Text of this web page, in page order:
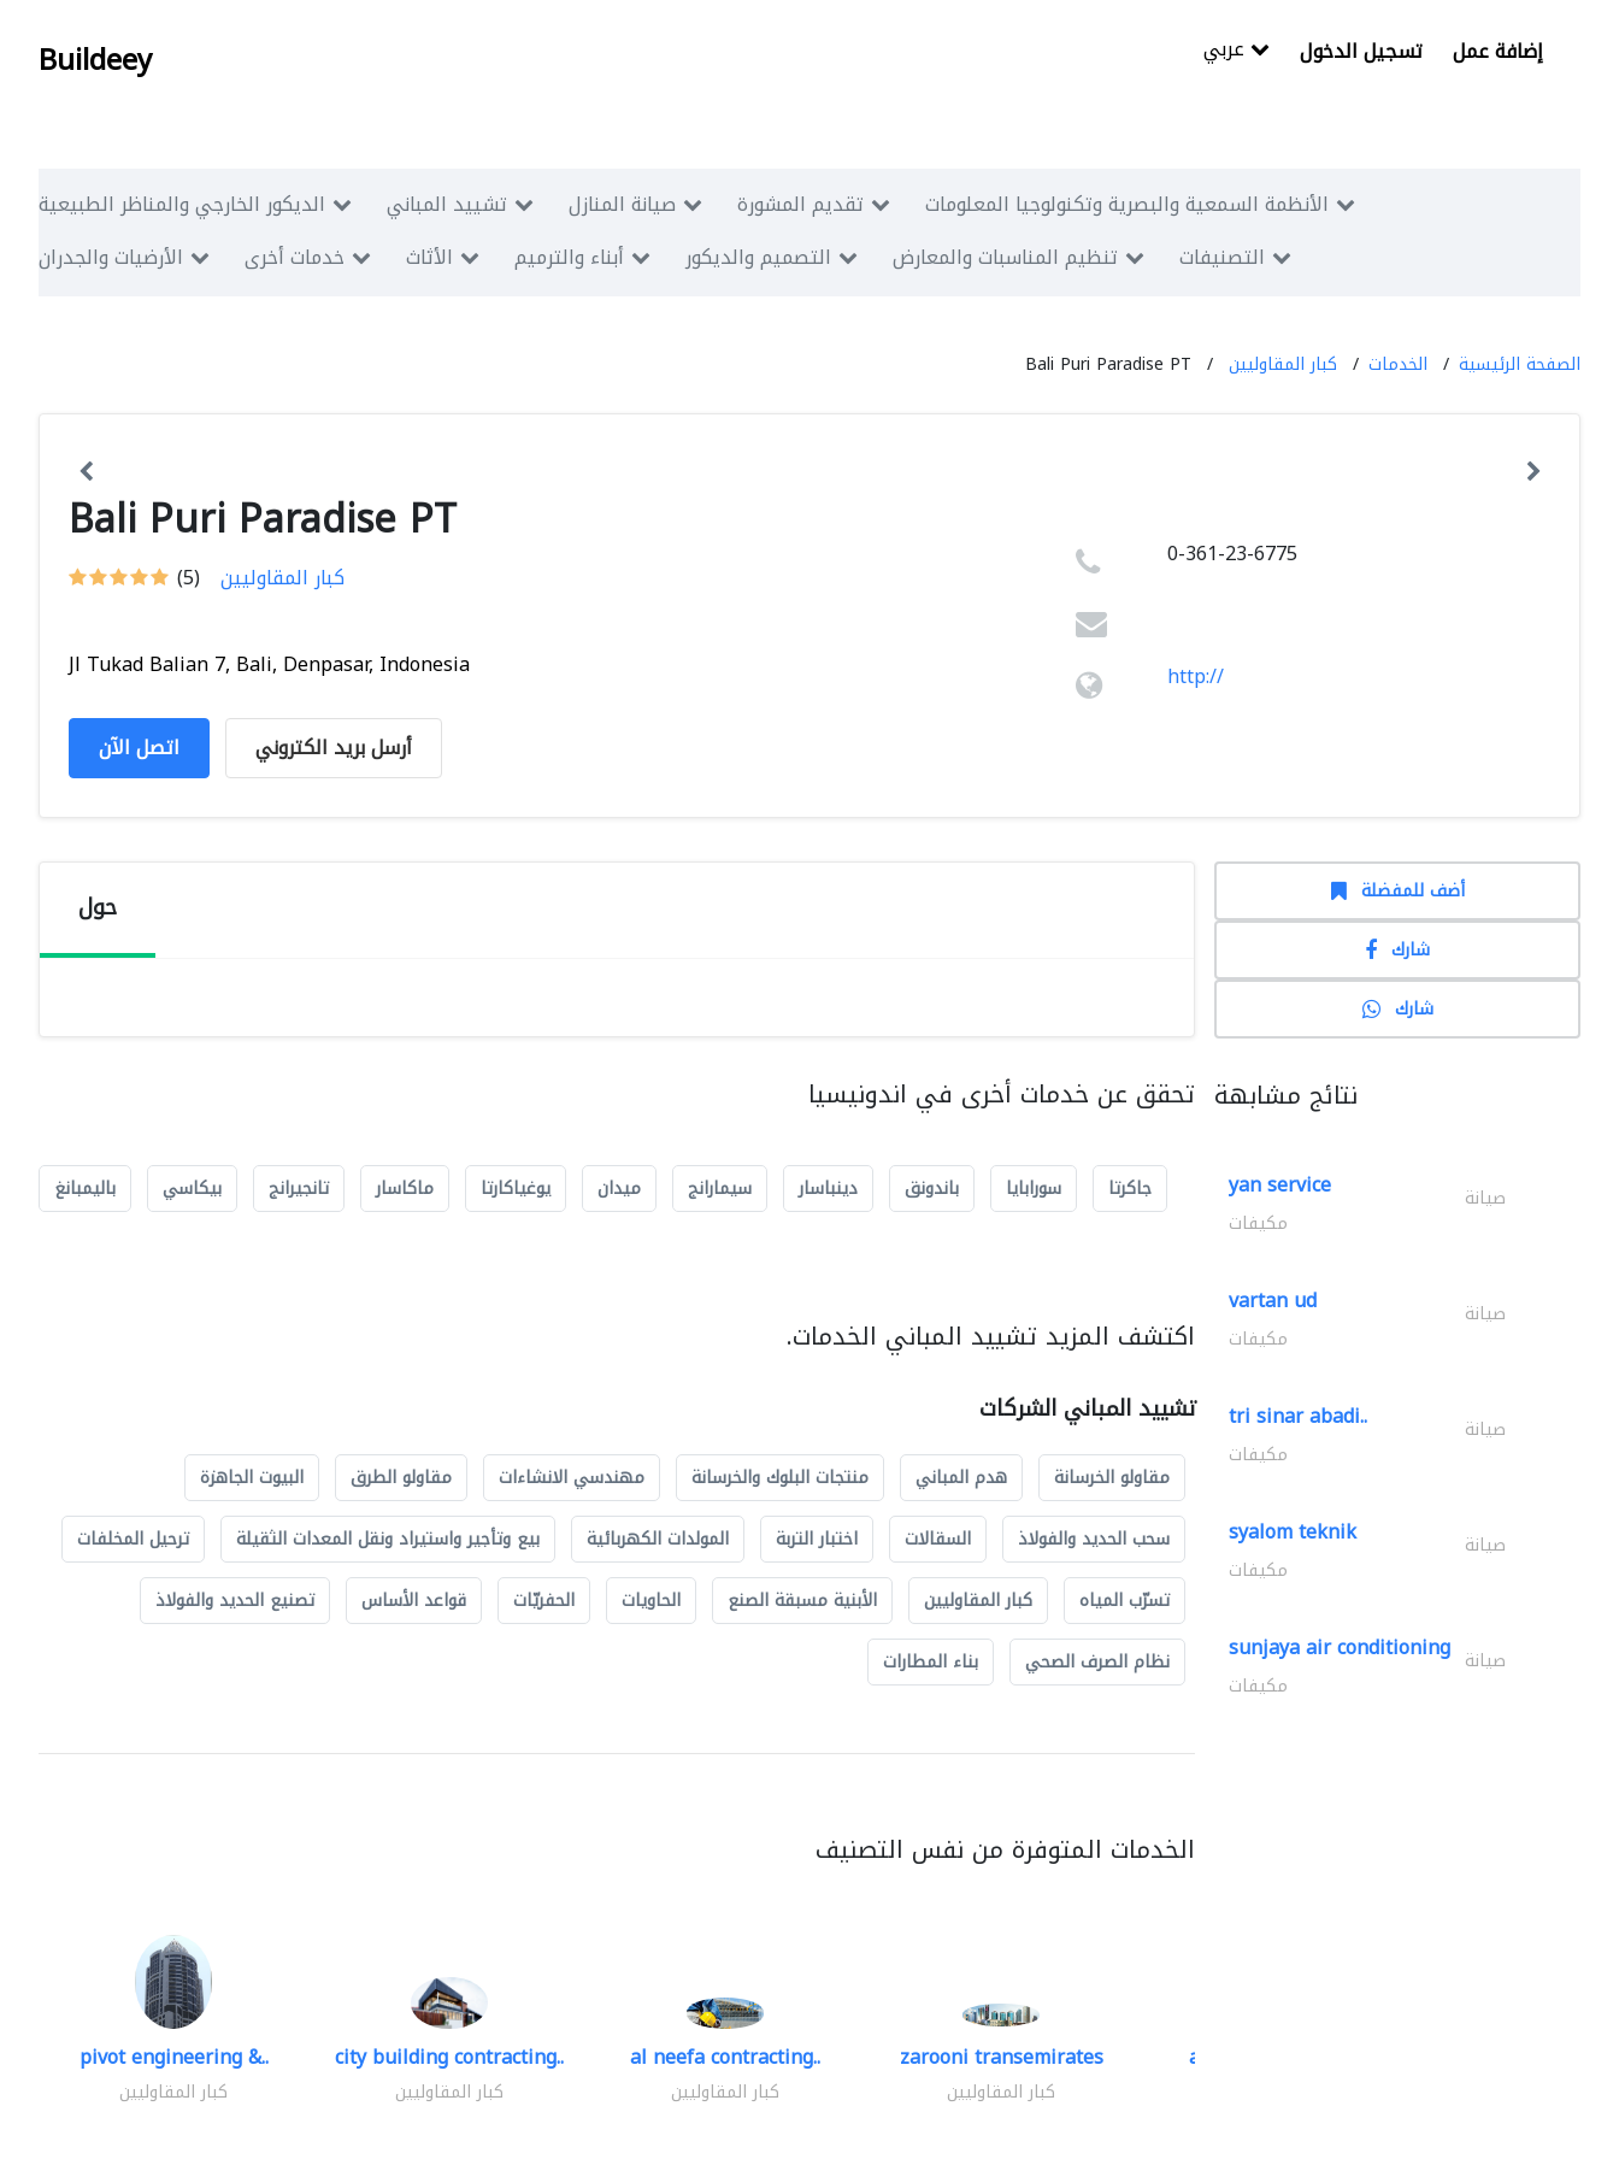
Buildeey تسجيل الدخول إضافة عمل
الديكور الخارجي والمناظر الطبيعية تشييد المباني صيانة المنازل تقديم المشورة
الأنظمة السمعية والبصرية وتكنولوجيا المعلومات
الأرضيات والجدران
خدمات أخرى الأثاث أبناء والترميم التصميم والديكور تنظيم المناسبات والمعارض التصنيفات
الصفحة الرئيسية الخدمات كبار المقاوليين Bali Puri Paradise PT
Bali Puri Paradise PT
(5) كبار المقاوليين
Jl Tukad Balian 7, Bali, Denpasar, Indonesia
اتصل الآن أرسل بريد الكتروني
0-361-23-6775
http://
حول
تحقق عن خدمات أخرى في اندونيسيا
جاكرتا سورابايا باندونق دينباسار سيمارانج ميدان يوغياكارتا ماكاسار تانجيرانج بيكاسي باليمبانغ
اكتشف المزيد تشييد المباني الخدمات.
تشييد المباني الشركات
مقاولو الخرسانة هدم المباني منتجات البلوك والخرسانة مهندسي الانشاءات مقاولو الطرق
البيوت الجاهزة
سحب الحديد والفولاذ
السقالات اختبار التربة المولدات الكهربائية بيع وتأجير واستيراد ونقل المعدات الثقيلة
ترحيل المخلفات
تسرّب المياه
كبار المقاوليين الأبنية مسبقة الصنع الحاويات الحفريّات قواعد الأساس
تصنيع الحديد والفولاذ
نظام الصرف الصحي
بناء المطارات
الخدمات المتوفرة من نفس التصنيف
pivot engineering &..
كبار المقاوليين
city building contracting..
كبار المقاوليين
al neefa contracting..
كبار المقاوليين
zarooni transemirates
كبار المقاوليين
accurate bldh cont..
أضف للمفضلة
شارك
شارك
نتائج مشابهة
yan service صيانة
مكيفات
vartan ud صيانة
مكيفات
tri sinar abadi.. صيانة
مكيفات
syalom teknik صيانة
مكيفات
sunjaya air conditioning صيانة
مكيفات